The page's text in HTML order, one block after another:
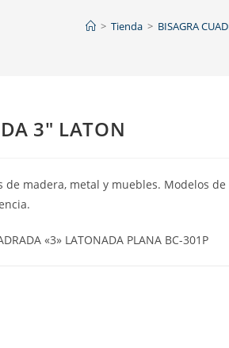
> Tienda > BISAGRA
3″ LATON
de madera, metal y muebles. Modelos
«3» LATONADA PLANA BC-301P